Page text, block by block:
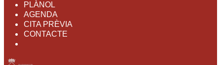
PLÀNOL
AGENDA
CITA PRÈVIA
CONTACTE